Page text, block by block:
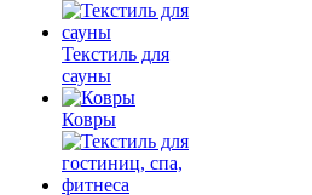
Текстиль для
сауны
Ковры